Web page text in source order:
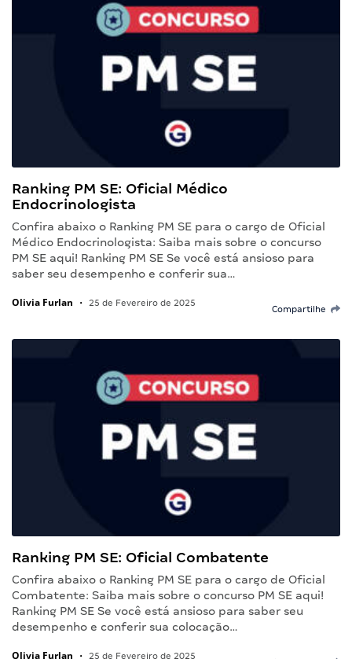
Ranking PM SE: Oficial Médico
Endocrinologista
Confira abaixo o Ranking PM SE para o cargo de Oficial
Médico Endocrinologista: Saiba mais sobre o concurso
PM SE aqui! Ranking PM SE Se você está ansioso para
saber seu desempenho e conferir sua…
Olivia Furlan • 25 de Fevereiro de 2025
Compartilhe
Ranking PM SE: Oficial Combatente
Confira abaixo o Ranking PM SE para o cargo de Oficial
Combatente: Saiba mais sobre o concurso PM SE aqui!
Ranking PM SE Se você está ansioso para saber seu
desempenho e conferir sua colocação…
Olivia Furlan • 25 de Fevereiro de 2025